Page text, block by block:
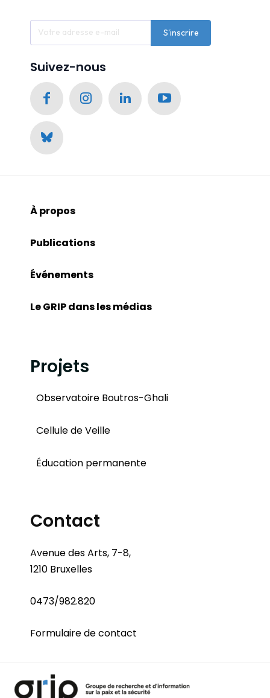
S'inscrire
Suivez-nous
À propos
Publications
Événements
Le GRIP dans les médias
Projets
Observatoire Boutros-Ghali
Cellule de Veille
Éducation permanente
Contact
Avenue des Arts, 7-8,
1210 Bruxelles
0473/982.820
Formulaire de contact